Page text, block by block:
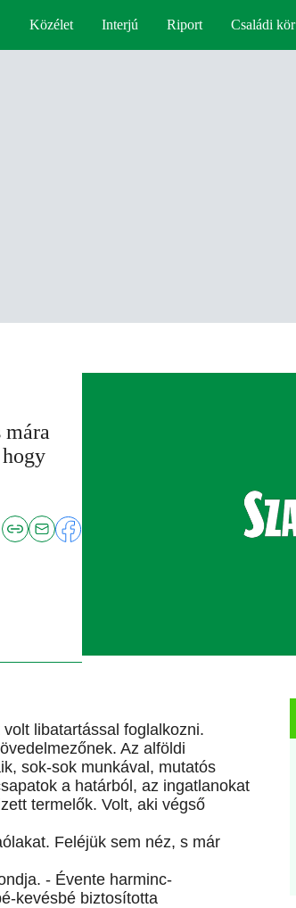
Közélet Interjú Riport Családi kör
libatartással foglalkozni.
Az alföldi
sok-sok munkával, mutatós
a határból, az ingatlanokat
termelők. Volt, aki végső
Feléjük sem néz, s már
- Évente harminc-
kevésbé biztosította